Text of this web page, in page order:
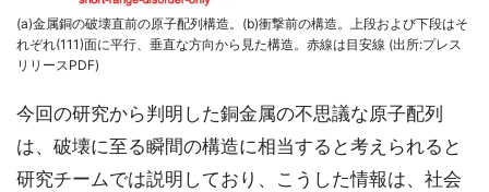
(a)金属銅の破壊直前の原子配列構造。(b)衝撃前の構造。上段および下段はそ
れぞれ(111)面に平行、垂直な方向から見た構造。赤線は目安線 (出所:プレス
リリースPDF)
今回の研究から判明した銅金属の不思議な原子配列
は、破壊に至る瞬間の構造に相当すると考えられると
研究チームでは説明しており、こうした情報は、社会